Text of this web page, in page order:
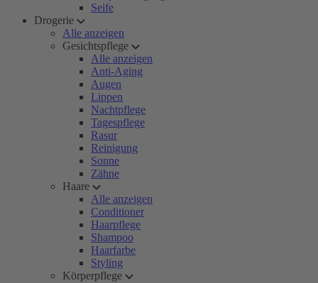
Seife
Drogerie
Alle anzeigen
Gesichtspflege
Alle anzeigen
Anti-Aging
Augen
Lippen
Nachtpflege
Tagespflege
Rasur
Reinigung
Sonne
Zähne
Haare
Alle anzeigen
Conditioner
Haarpflege
Shampoo
Haarfarbe
Styling
Körperpflege